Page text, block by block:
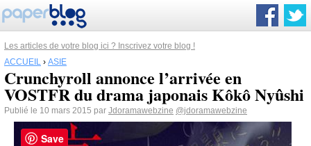
Les articles de votre blog ici ? Inscrivez votre blog !
ACCUEIL › ASIE
Crunchyroll annonce l’arrivée en
VOSTFR du drama japonais Kôkô Nyûshi
Publié le 10 mars 2015 par Jdoramawebzine @jdoramawebzine
Save